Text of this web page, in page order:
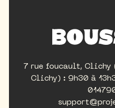
7 rue foucault, Clichy
Clichy) : 9h30 à